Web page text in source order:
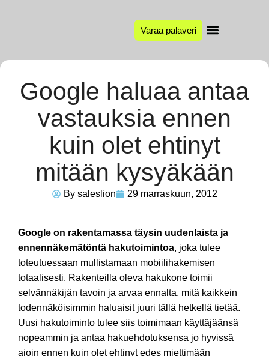
Varaa palaveri
Google haluaa antaa
vastauksia ennen
kuin olet ehtinyt
mitään kysyäkään
Bysaleslion 29 marraskuun, 2012
Google on rakentamassa täysin uudenlaista ja
ennennäkemätöntä hakutoimintoa, joka tulee
toteutuessaan mullistamaan mobiilihakemisen
totaalisesti. Rakenteilla oleva hakukone toimii
selvännäkijän tavoin ja arvaa ennalta, mitä kaikkein
todennäköisimmin haluaisit juuri tällä hetkellä tietää.
Uusi hakutoiminto tulee siis toimimaan käyttäjäänsä
nopeammin ja antaa hakuehdotuksensa jo hyvissä
ajoin ennen kuin olet ehtinyt edes miettimään